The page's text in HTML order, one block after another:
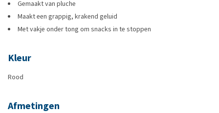
Gemaakt van pluche
Maakt een grappig, krakend geluid
Met vakje onder tong om snacks in te stoppen
Kleur
Rood
Afmetingen